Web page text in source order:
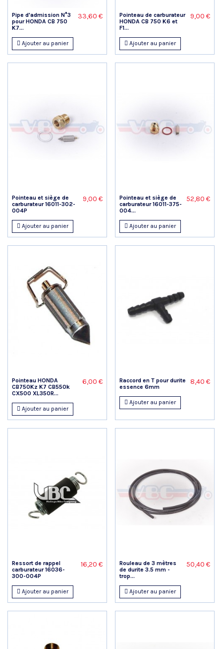
Pipe d'admission N°3
pour HONDA CB 750
K7...
33,60 €
Ajouter au panier
Pointeau de carburateur
HONDA CB 750 K6 et
F1...
9,00 €
Ajouter au panier
Pointeau et siège de
carburateur 16011-302-
004P
9,00 €
Ajouter au panier
Pointeau et siège de
carburateur 16011-375-
004...
52,80 €
Ajouter au panier
Pointeau HONDA
CB750Kz K7 CB550k
CX500 XL350R...
6,00 €
Ajouter au panier
Raccord en T pour durite
essence 6mm
8,40 €
Ajouter au panier
Ressort de rappel
carburateur 16036-
300-004P
16,20 €
Ajouter au panier
Rouleau de 3 mètres
de durite 3.5 mm -
trop...
50,40 €
Ajouter au panier